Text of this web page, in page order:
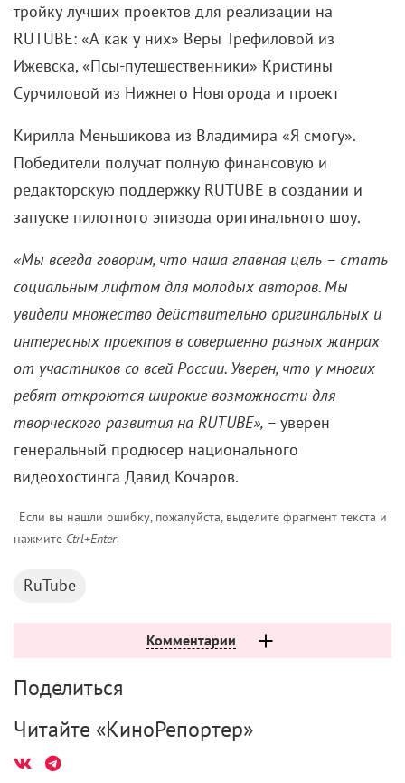
тройку лучших проектов для реализации на
RUTUBE: «А как у них» Веры Трефиловой из
Ижевска, «Псы-путешественники» Кристины
Сурчиловой из Нижнего Новгорода и проект
Кирилла Меньшикова из Владимира «Я смогу».
Победители получат полную финансовую и
редакторскую поддержку RUTUBE в создании и
запуске пилотного эпизода оригинального шоу.
«Мы всегда говорим, что наша главная цель – стать
социальным лифтом для молодых авторов. Мы
увидели множество действительно оригинальных и
интересных проектов в совершенно разных жанрах
от участников со всей России. Уверен, что у многих
ребят откроются широкие возможности для
творческого развития на RUTUBE», – уверен
генеральный продюсер национального
видеохостинга Давид Кочаров.
Если вы нашли ошибку, пожалуйста, выделите фрагмент текста и
нажмите Ctrl+Enter.
RuTube
Комментарии
Поделиться
Читайте «КиноРепортер»